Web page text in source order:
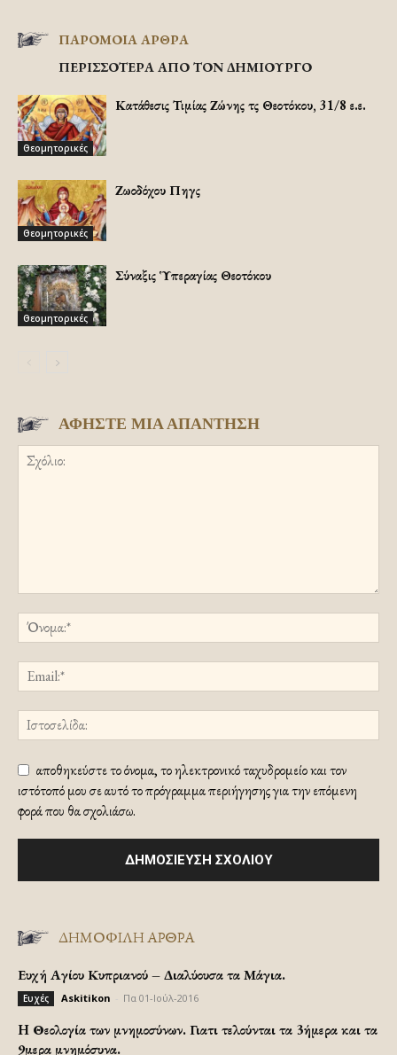
ΠΑΡΟΜΟΙΑ ΑΡΘΡΑ
ΠΕΡΙΣΣΟΤΕΡΑ ΑΠΟ ΤΟΝ ΔΗΜΙΟΥΡΓΟ
Θεομητορικές
Κατάθεσις Τιμίας Ζώνης τῆς Θεοτόκου, 31/8 ε.ε.
Θεομητορικές
Ζωοδόχου Πηγῆς
Θεομητορικές
Σύναξις Ὑπεραγίας Θεοτόκου
ΑΦΗΣΤΕ ΜΙΑ ΑΠΑΝΤΗΣΗ
αποθηκεύστε το όνομα, το ηλεκτρονικό ταχυδρομείο και τον
ιστότοπό μου σε αυτό το πρόγραμμα περιήγησης για την επόμενη
φορά που θα σχολιάσω.
ΔΗΜΟΦΙΛΗ ΑΡΘΡΑ
Ευχή Αγίου Κυπριανού – Διαλύουσα τα Μάγια.
Ευχές Askitikon Πα 01-Ιούλ-2016
H Θεολογία των μνημοσύνων. Γιατι τελούνται τα 3ήμερα και τα
9μερα μνημόσυνα.